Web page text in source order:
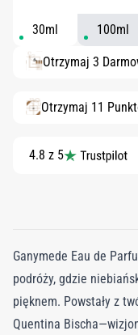
30ml 100ml
Otrzymaj 3
Otrzymaj 11
4.8 z 5
Ganymede Eau de
podróży, gdzie
pięknem. Powstały z
Quentina